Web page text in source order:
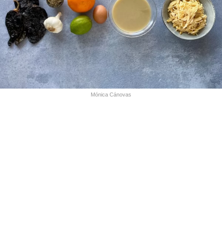
Mónica Cánovas